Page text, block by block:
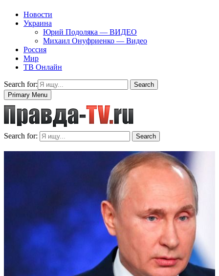
Новости
Украина
Юрий Подоляка — ВИДЕО
Михаил Онуфриенко — Видео
Россия
Мир
ТВ Онлайн
Search for:
Search
Primary Menu
Search for: Search